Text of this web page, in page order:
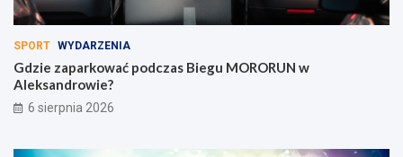
SPORT WYDARZENIA
Gdzie zaparkować podczas Biegu MORORUN w
Aleksandrowie?
6 sierpnia 2026